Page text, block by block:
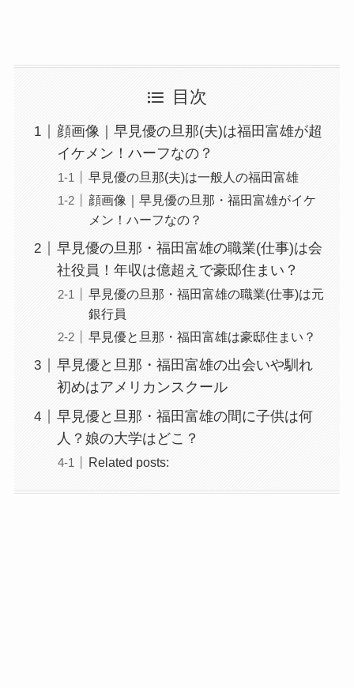
目次
顔画像｜早見優の旦那(夫)は福田富雄が超
イケメン！ハーフなの？
早見優の旦那(夫)は一般人の福田富雄
顔画像｜早見優の旦那・福田富雄がイケ
メン！ハーフなの？
早見優の旦那・福田富雄の職業(仕事)は会
社役員！年収は億超えで豪邸住まい？
早見優の旦那・福田富雄の職業(仕事)は元
銀行員
早見優と旦那・福田富雄は豪邸住まい？
早見優と旦那・福田富雄の出会いや馴れ
初めはアメリカンスクール
早見優と旦那・福田富雄の間に子供は何
人？娘の大学はどこ？
Related posts: